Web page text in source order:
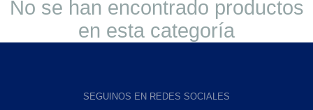
No se han encontrado productos
en esta categoría
SEGUINOS EN REDES SOCIALES